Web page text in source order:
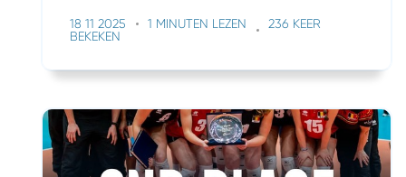
18 11 2025 1 MINUTEN LEZEN
236 KEER
BEKEKEN